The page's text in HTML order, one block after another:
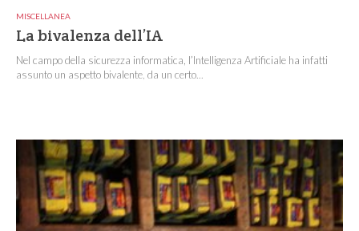
MISCELLANEA
La bivalenza dell’IA
Nel campo della sicurezza informatica, l’Intelligenza Artificiale ha infatti
assunto un aspetto bivalente, da un certo...